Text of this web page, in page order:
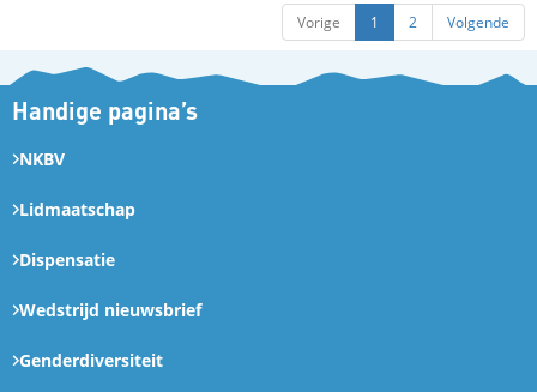
Vorige
1 2 Volgende
Handige pagina’s
NKBV
Lidmaatschap
Dispensatie
Wedstrijd nieuwsbrief
Genderdiversiteit